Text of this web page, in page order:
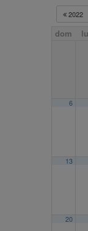
2022
dom
6
13
20